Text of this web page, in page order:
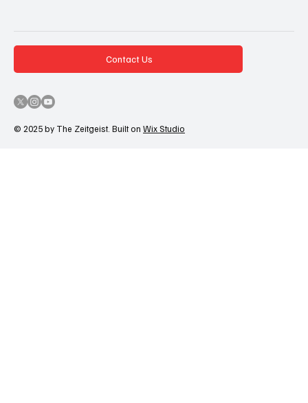
© 2025 by The Zeitgeist. Built on Wix Studio
Contact Us